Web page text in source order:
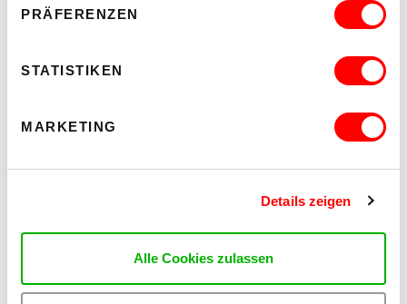
PRÄFERENZEN
STATISTIKEN
MARKETING
Details zeigen
Alle Cookies zulassen